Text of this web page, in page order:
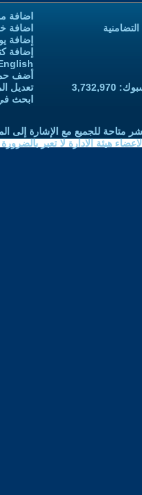
اضافة
اضافة
إضافة
إضافة
أضف
تعديل
ابحث
متاحة للجميع مع الإشارة إلى
هيئة الادارة لا تعبر